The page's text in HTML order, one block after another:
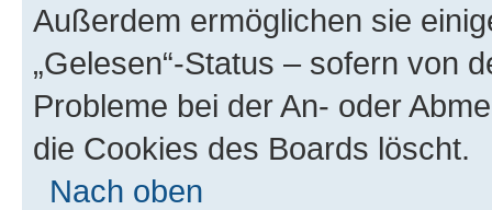
Außerdem ermöglichen sie
„Gelesen“-Status – sofern von
Probleme bei der An- oder
die Cookies des Boards löscht.
Nach oben